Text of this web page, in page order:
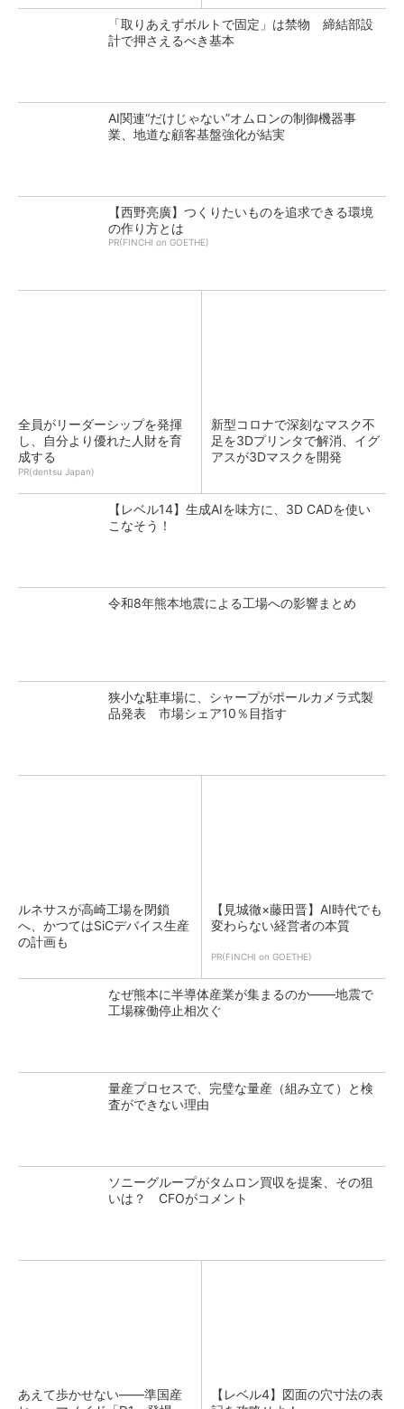
「取りあえずボルトで固定」は禁物 締結部設
計で押さえるべき基本
AI関連“だけじゃない”オムロンの制御機器事
業、地道な顧客基盤強化が結実
【西野亮廣】つくりたいものを追求できる環境
の作り方とは
PR(FINCHI on GOETHE)
全員がリーダーシップを発揮
し、自分より優れた人財を育
成する
PR(dentsu Japan)
新型コロナで深刻なマスク不
足を3Dプリンタで解消、イグ
アスが3Dマスクを開発
【レベル14】生成AIを味方に、3D CADを使い
こなそう！
令和8年熊本地震による工場への影響まとめ
狭小な駐車場に、シャープがポールカメラ式製
品発表 市場シェア10％目指す
ルネサスが高崎工場を閉鎖
へ、かつてはSiCデバイス生産
の計画も
【見城徹×藤田晋】AI時代でも
変わらない経営者の本質
PR(FINCHI on GOETHE)
なぜ熊本に半導体産業が集まるのか――地震で
工場稼働停止相次ぐ
量産プロセスで、完璧な量産（組み立て）と検
査ができない理由
ソニーグループがタムロン買収を提案、その狙
いは？ CFOがコメント
あえて歩かせない――準国産
【レベル4】図面の穴寸法の表